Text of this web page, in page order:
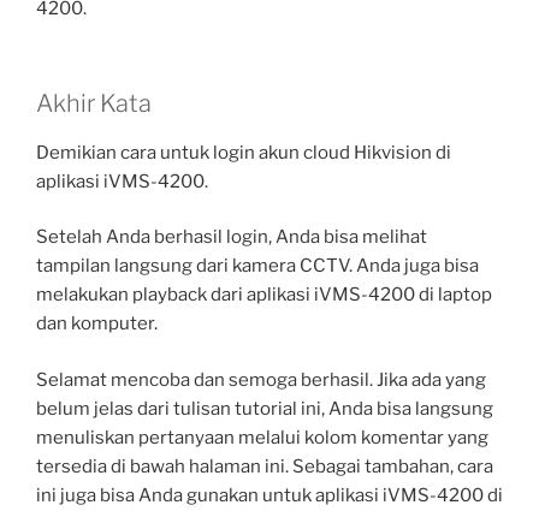
4200.
Akhir Kata
Demikian cara untuk login akun cloud Hikvision di
aplikasi iVMS-4200.
Setelah Anda berhasil login, Anda bisa melihat
tampilan langsung dari kamera CCTV. Anda juga bisa
melakukan playback dari aplikasi iVMS-4200 di laptop
dan komputer.
Selamat mencoba dan semoga berhasil. Jika ada yang
belum jelas dari tulisan tutorial ini, Anda bisa langsung
menuliskan pertanyaan melalui kolom komentar yang
tersedia di bawah halaman ini. Sebagai tambahan, cara
ini juga bisa Anda gunakan untuk aplikasi iVMS-4200 di